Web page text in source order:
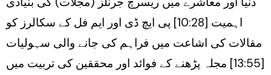
اہمیت [10:28] پی ایچ ڈی اور ایم فل کے سکالرز کو
مقالات کی اشاعت میں فراہم کی جانے والی سہولیات
[13:55] مجلہ پڑھنے کے فوائد اور محققین کی تربیت میں